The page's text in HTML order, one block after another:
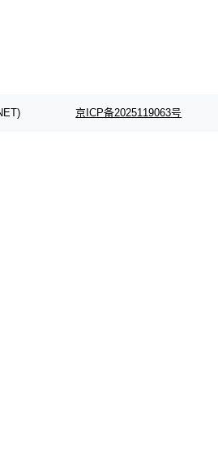
京ICP备2025119063号